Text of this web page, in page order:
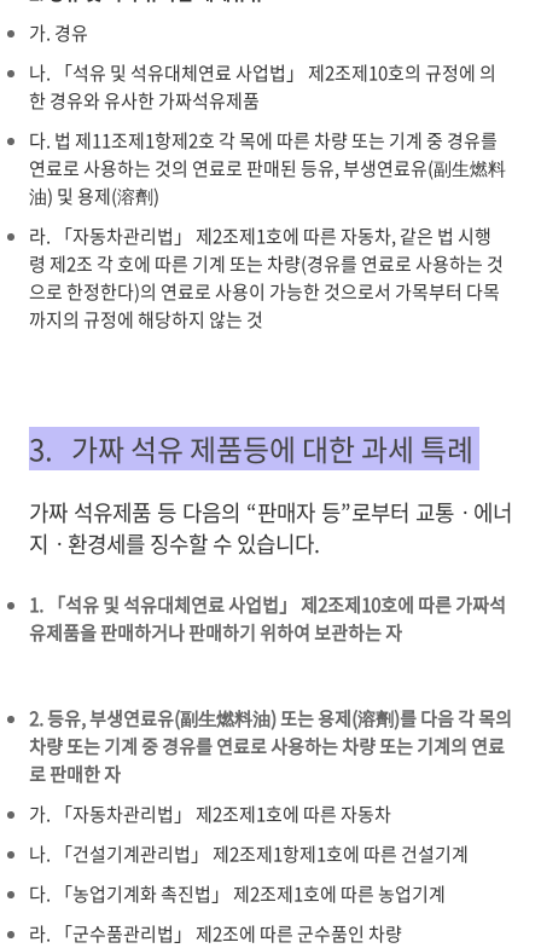
가. 경유
나. 「석유 및 석유대체연료 사업법」 제2조제10호의 규정에 의
한 경유와 유사한 가짜석유제품
다. 법 제11조제1항제2호 각 목에 따른 차량 또는 기계 중 경유를
연료로 사용하는 것의 연료로 판매된 등유, 부생연료유(副生燃料
油) 및 용제(溶劑)
라. 「자동차관리법」 제2조제1호에 따른 자동차,같은 법 시행
령 제2조 각 호에 따른 기계 또는 차량(경유를 연료로 사용하는 것
으로 한정한다)의 연료로 사용이 가능한 것으로서 가목부터 다목
까지의 규정에 해당하지 않는 것
3. 가짜 석유 제품등에 대한 과세 특례
가짜 석유제품 등 다음의 “판매자 등”로부터 교통ㆍ에너
지ㆍ환경세를 징수할 수 있습니다.
1. 「석유 및 석유대체연료 사업법」 제2조제10호에 따른 가짜석
유제품을 판매하거나 판매하기 위하여 보관하는 자
2. 등유, 부생연료유(副生燃料油) 또는 용제(溶劑)를 다음 각 목의
차량 또는 기계 중 경유를 연료로 사용하는 차량 또는 기계의 연료
로 판매한 자
가. 「자동차관리법」 제2조제1호에 따른 자동차
나. 「건설기계관리법」 제2조제1항제1호에 따른 건설기계
다. 「농업기계화 촉진법」 제2조제1호에 따른 농업기계
라. 「군수품관리법」 제2조에 따른 군수품인 차량